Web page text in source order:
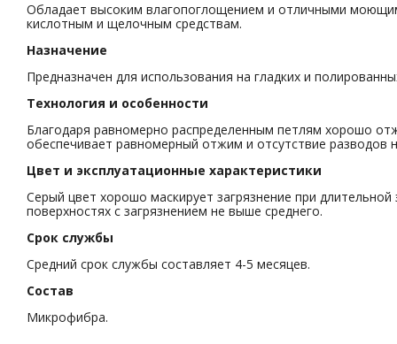
Обладает высоким влагопоглощением и отличными
кислотным и щелочным средствам.
Назначение
Предназначен для использования на гладких и
Технология и особенности
Благодаря равномерно распределенным петлям хорошо
обеспечивает равномерный отжим и отсутствие разводов
Цвет и эксплуатационные характеристики
Серый цвет хорошо маскирует загрязнение при
поверхностях с загрязнением не выше среднего.
Срок службы
Средний срок службы составляет 4-5 месяцев.
Состав
Микрофибра.